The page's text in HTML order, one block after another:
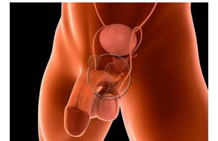
to može biti teško, to je korak ka vašem unutrašnjem
RAK – LJUBAV KOJA LIJEČI
Rakovi su među onima kojima zvezde donose najljepšu
energiju. Poslije svega što ste prošli, sada dolazi period u
kojem se srce smiruje.
U ljubavi, mogući su trenuci koji će vam djelovati kao
ostvarenje sna. Neko dolazi ili ostaje – ali ovaj put